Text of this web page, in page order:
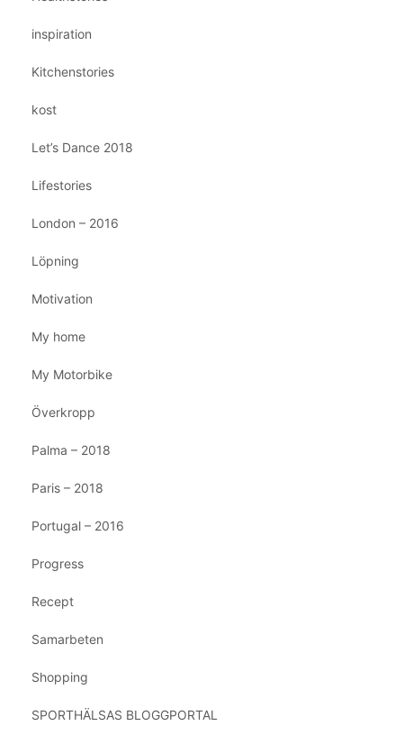
inspiration
Kitchenstories
kost
Let’s Dance 2018
Lifestories
London – 2016
Löpning
Motivation
My home
My Motorbike
Överkropp
Palma – 2018
Paris – 2018
Portugal – 2016
Progress
Recept
Samarbeten
Shopping
SPORTHÄLSAS BLOGGPORTAL